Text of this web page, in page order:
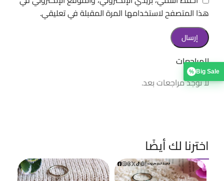
المراجعات
لا توجد مراجعات بعد.
هذا المتصفح لاستخدامها المرة المقبلة في تعليقي.
اخترنا لك أيضًا
% Big Sale